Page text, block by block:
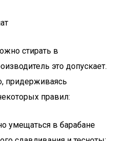
стирать в
это допускает.
придерживаясь
правил:
умещаться в барабане